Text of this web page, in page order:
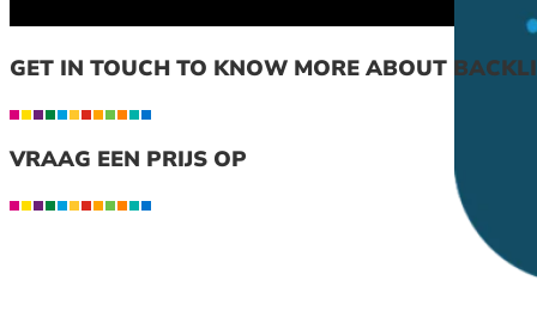
GET IN TOUCH TO KNOW MORE ABOUT
VRAAG EEN PRIJS OP